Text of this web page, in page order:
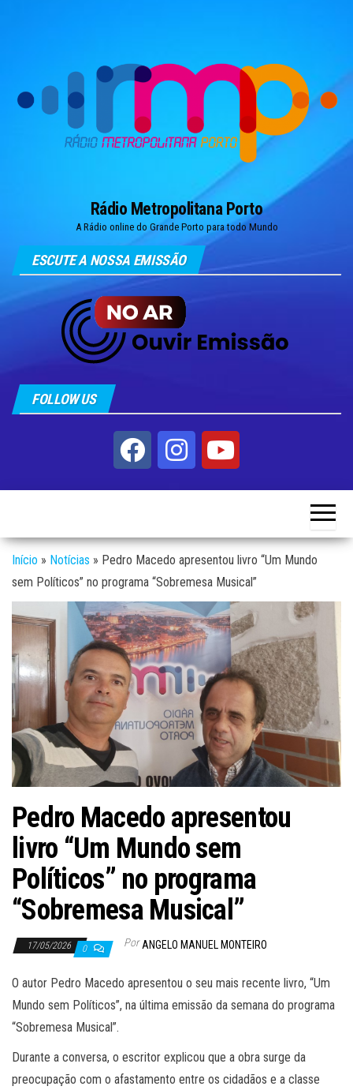
Rádio Metropolitana Porto
A Rádio online do Grande Porto para todo Mundo
ESCUTE A NOSSA EMISSÃO
FOLLOW US
Início » Notícias » Pedro Macedo apresentou livro “Um Mundo
sem Políticos” no programa “Sobremesa Musical”
Pedro Macedo apresentou
livro “Um Mundo sem
Políticos” no programa
“Sobremesa Musical”
17/05/2026 0 Por ANGELO MANUEL MONTEIRO
O autor Pedro Macedo apresentou o seu mais recente livro, “Um
Mundo sem Políticos”, na última emissão da semana do programa
“Sobremesa Musical”.
Durante a conversa, o escritor explicou que a obra surge da
preocupação com o afastamento entre os cidadãos e a classe